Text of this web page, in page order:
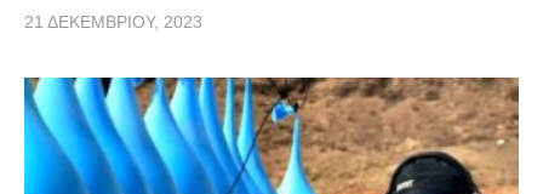
21 ΔΕΚΕΜΒΡΊΟΥ, 2023